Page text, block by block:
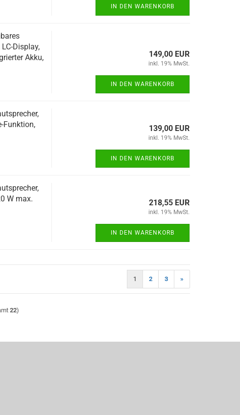
IN DEN WARENKORB
Display,
Akku,
149,00 EUR
inkl. 19% MwSt.
IN DEN WARENKORB
Funktion,
139,00 EUR
inkl. 19% MwSt.
IN DEN WARENKORB
W max.
218,55 EUR
inkl. 19% MwSt.
IN DEN WARENKORB
1 2 3 »
22)